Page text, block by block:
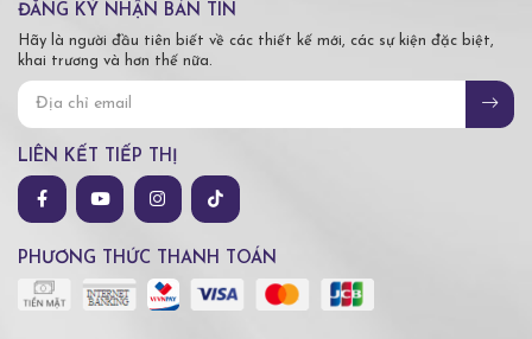
ĐĂNG KÝ NHẬN BẢN TIN
Hãy là người đầu tiên biết về các thiết kế mới, các sự kiện đặc biệt,
khai trương và hơn thế nữa.
LIÊN KẾT TIẾP THỊ
PHƯƠNG THỨC THANH TOÁN